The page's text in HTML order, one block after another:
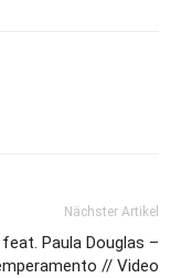
Nächster Artikel
Paula Douglas –
// Video